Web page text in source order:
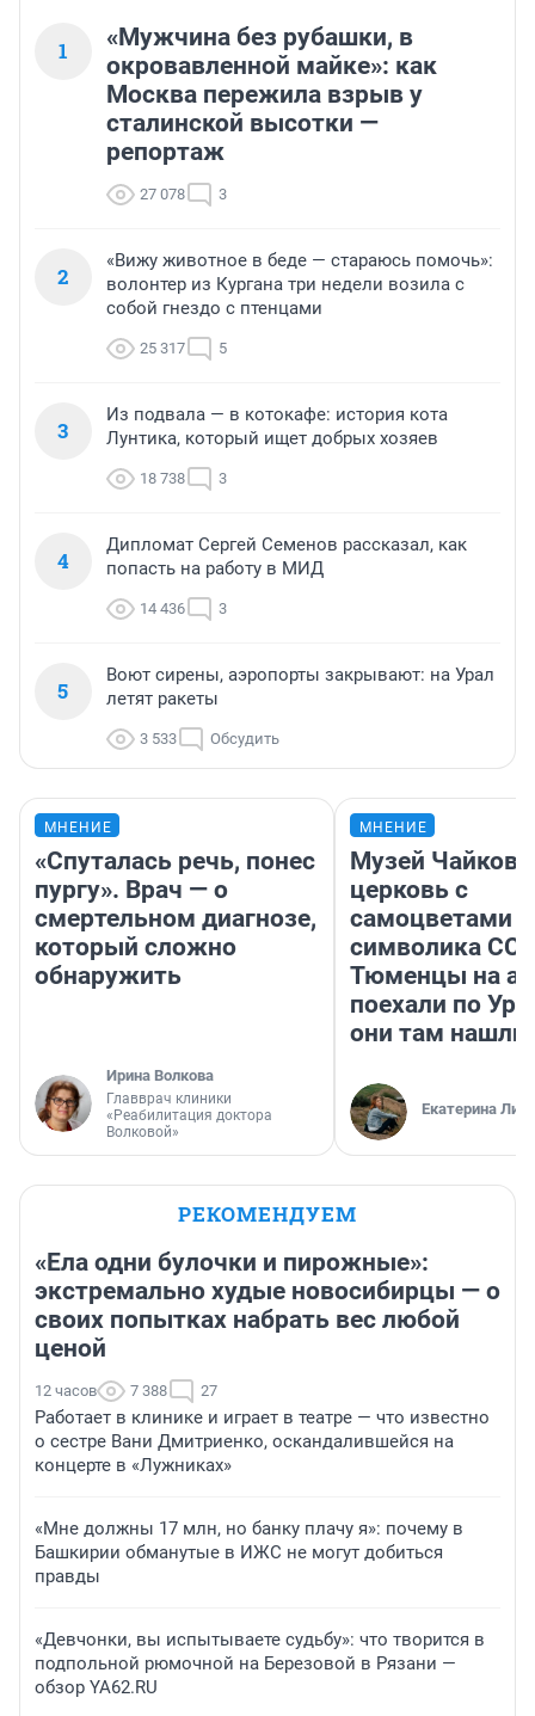
1
«Мужчина без рубашки, в
окровавленной майке»: как
Москва пережила взрыв у
сталинской высотки —
репортаж
27 078 3
2
«Вижу животное в беде — стараюсь помочь»:
волонтер из Кургана три недели возила с
собой гнездо с птенцами
25 317 5
3
Из подвала — в котокафе: история кота
Лунтика, который ищет добрых хозяев
18 738 3
4
Дипломат Сергей Семенов рассказал, как
попасть на работу в МИД
14 436 3
5
Воют сирены, аэропорты закрывают: на Урал
летят ракеты
3 533 Обсудить
МНЕНИЕ
«Спуталась речь, понес
пургу». Врач — о
смертельном диагнозе,
который сложно
обнаружить
Ирина Волкова
Главврач клиники
«Реабилитация доктора
Волковой»
МНЕНИЕ
Музей
церковь с
самоцветами
символика
Тюменцы на
поехали по
они там нашли
Екатерина
РЕКОМЕНДУЕМ
«Ела одни булочки и пирожные»:
экстремально худые новосибирцы — о
своих попытках набрать вес любой
ценой
12 часов 7 388 27
Работает в клинике и играет в театре — что известно
о сестре Вани Дмитриенко, оскандалившейся на
концерте в «Лужниках»
«Мне должны 17 млн, но банку плачу я»: почему в
Башкирии обманутые в ИЖС не могут добиться
правды
«Девчонки, вы испытываете судьбу»: что творится в
подпольной рюмочной на Березовой в Рязани —
обзор YA62.RU